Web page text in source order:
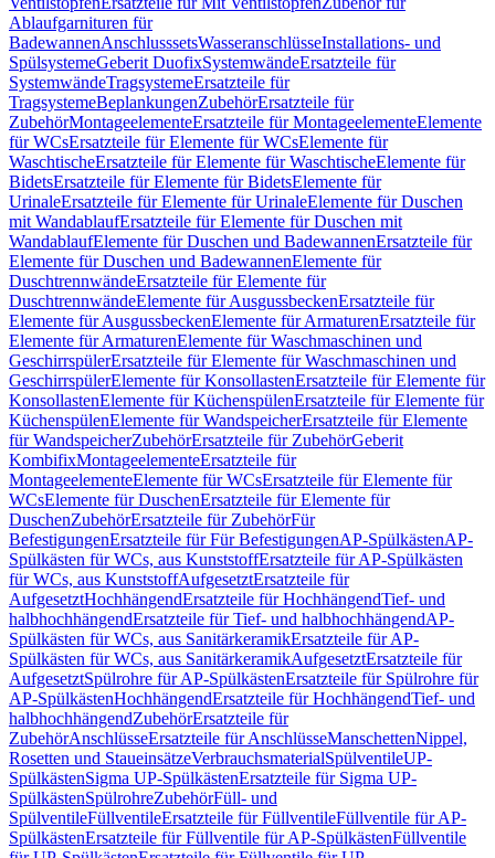
Ablaufgarnituren für
BadewannenAnschlusssetsWasseranschlüsseInstallations- und
SpülsystemeGeberit DuofixSystemwändeErsatzteile für
SystemwändeTragsystemeErsatzteile für
TragsystemeBeplankungenZubehörErsatzteile für
ZubehörMontageelementeErsatzteile für MontageelementeElemente
für WCsErsatzteile für Elemente für WCsElemente für
WaschtischeErsatzteile für Elemente für WaschtischeElemente für
BidetsErsatzteile für Elemente für BidetsElemente für
UrinaleErsatzteile für Elemente für UrinaleElemente für Duschen
mit WandablaufErsatzteile für Elemente für Duschen mit
WandablaufElemente für Duschen und BadewannenErsatzteile für
Elemente für Duschen und BadewannenElemente für
DuschtrennwändeErsatzteile für Elemente für
DuschtrennwändeElemente für AusgussbeckenErsatzteile für
Elemente für AusgussbeckenElemente für ArmaturenErsatzteile für
Elemente für ArmaturenElemente für Waschmaschinen und
GeschirrspülerErsatzteile für Elemente für Waschmaschinen und
GeschirrspülerElemente für KonsollastenErsatzteile für Elemente für
KonsollastenElemente für KüchenspülenErsatzteile für Elemente für
KüchenspülenElemente für WandspeicherErsatzteile für Elemente
für WandspeicherZubehörErsatzteile für ZubehörGeberit
KombifixMontageelementeErsatzteile für
MontageelementeElemente für WCsErsatzteile für Elemente für
WCsElemente für DuschenErsatzteile für Elemente für
DuschenZubehörErsatzteile für ZubehörFür
BefestigungenErsatzteile für Für BefestigungenAP-SpülkästenAP-
Spülkästen für WCs, aus KunststoffErsatzteile für AP-Spülkästen
für WCs, aus KunststoffAufgesetztErsatzteile für
AufgesetztHochhängendErsatzteile für HochhängendTief- und
halbhochhängendErsatzteile für Tief- und halbhochhängendAP-
Spülkästen für WCs, aus SanitärkeramikErsatzteile für AP-
Spülkästen für WCs, aus SanitärkeramikAufgesetztErsatzteile für
AufgesetztSpülrohre für AP-SpülkästenErsatzteile für Spülrohre für
AP-SpülkästenHochhängendErsatzteile für HochhängendTief- und
halbhochhängendZubehörErsatzteile für
ZubehörAnschlüsseErsatzteile für AnschlüsseManschettenNippel,
Rosetten und StaueinsätzeVerbrauchsmaterialSpülventileUP-
SpülkästenSigma UP-SpülkästenErsatzteile für Sigma UP-
SpülkästenSpülrohreZubehörFüll- und
SpülventileFüllventileErsatzteile für FüllventileFüllventile für AP-
SpülkästenErsatzteile für Füllventile für AP-SpülkästenFüllventile